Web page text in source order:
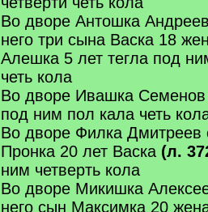
Во дворе Антошка
него три сына Васка 18
Алешка 5 лет тегла под
четь кола
Во дворе Ивашка Семенов
под ним пол кала четь
Во дворе Филка Дмитреев
Пронка 20 лет Васка (л.
ним четверть кола
Во дворе Микишка
него сын Максимка 20